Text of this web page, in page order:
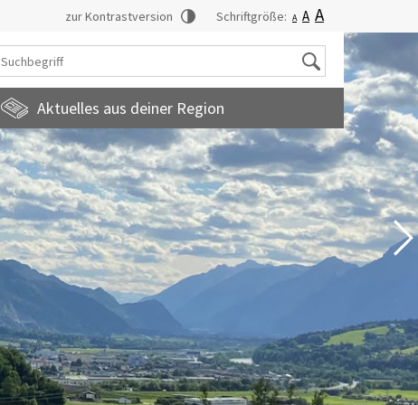
zur Kontrastversion Schriftgröße: A A A
Suche
Aktuelles aus deiner Region
Stadtmagazin
familienfreundlichegemeinde
Europainformationen